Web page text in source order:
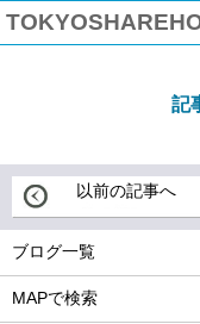
記
以前の記事へ
ブログ一覧
MAPで検索